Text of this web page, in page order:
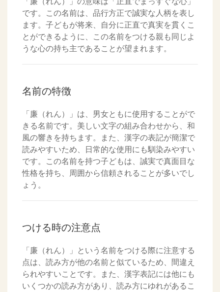
です。この名前は、品行方正で誠実な人柄を表し
ます。子どもが将来、自分に正直で真実を貫くこ
とができるように、この名前をつける親も同じよ
うな心の持ち主であることが望まれます。
名前の特徴
「廉（れん）」は、男女ともに使用することがで
きる名前です。美しい文字の組み合わせから、和
風の響きを持ちます。また、漢字の表記が簡潔で
読みやすいため、日常的な使用にも馴染みやすい
です。この名前を持つ子どもは、誠実で真面目な
性格を持ち、周囲から信頼されることが多いでし
ょう。
つける時の注意点
「廉（れん）」という名前をつける際に注意する
点は、読み方が他の名前と似ているため、間違え
られやすいことです。また、漢字表記には他にも
いくつかの読み方があり、読み方にゆれがあるこ